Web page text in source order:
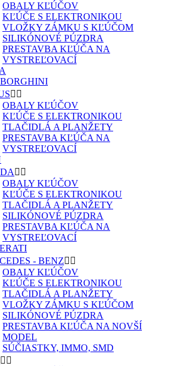
OBALY KĽÚČOV
KĽÚČE S ELEKTRONIKOU
VLOŽKY ZÁMKU S KĽÚČOM
SILIKÓNOVÉ PÚZDRA
PRESTAVBA KĽÚČA NA
VYSTREĽOVACÍ
 
OBALY KĽÚČOV
KĽÚČE S ELEKTRONIKOU
TLAČIDLÁ A PLANŽETY
PRESTAVBA KĽÚČA NA
VYSTREĽOVACÍ
 
OBALY KĽÚČOV
KĽÚČE S ELEKTRONIKOU
TLAČIDLÁ A PLANŽETY
SILIKÓNOVÉ PÚZDRA
PRESTAVBA KĽÚČA NA
VYSTREĽOVACÍ
- BENZ 
OBALY KĽÚČOV
KĽÚČE S ELEKTRONIKOU
TLAČIDLÁ A PLANŽETY
VLOŽKY ZÁMKU S KĽÚČOM
SILIKÓNOVÉ PÚZDRA
PRESTAVBA KĽÚČA NA NOVŠÍ
MODEL
SÚČIASTKY, IMMO, SMD
 